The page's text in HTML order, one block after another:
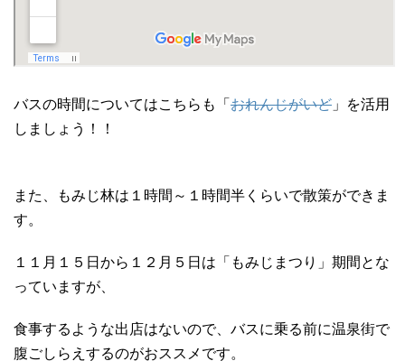
バスの時間についてはこちらも「 おれんじがいど 」を活用
しましょう！！
また、もみじ林は１時間～１時間半くらいで散策ができま
す。
１１月１５日から１２月５日は「もみじまつり」期間とな
っていますが、
食事するような出店はないので、バスに乗る前に温泉街で
腹ごしらえするのがおススメです。